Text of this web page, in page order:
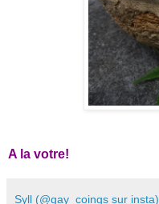
A la votre!
Syll (@gay_coings sur insta)